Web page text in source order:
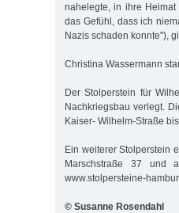
nahelegte, in ihre
das Gefühl, dass ich
Nazis schaden konnte"),
Christina Wassermann
Der Stolperstein für
Nachkriegsbau verlegt.
Kaiser- Wilhelm-Straße
Ein weiterer Stolperstein
Marschstraße 37 und
www.stolpersteine-
© Susanne Rosendahl